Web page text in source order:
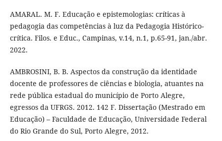
AMARAL. M. F. Educação e epistemologias: críticas à
pedagogia das competências à luz da Pedagogia Histórico-
crítica. Filos. e Educ., Campinas, v.14, n.1, p.65-91, jan./abr.
2022.
AMBROSINI, B. B. Aspectos da construção da identidade
docente de professores de ciências e biologia, atuantes na
rede pública estadual do município de Porto Alegre,
egressos da UFRGS. 2012. 142 F. Dissertação (Mestrado em
Educação) – Faculdade de Educação, Universidade Federal
do Rio Grande do Sul, Porto Alegre, 2012.